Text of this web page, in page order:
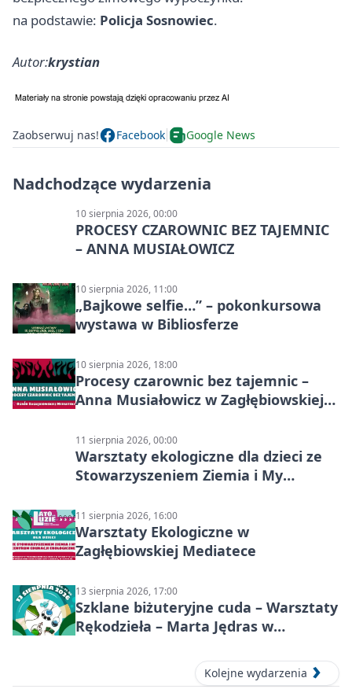
na podstawie: Policja Sosnowiec.
Autor:krystian
Zaobserwuj nas! Facebook Google News
Nadchodzące wydarzenia
10 sierpnia 2026, 00:00
PROCESY CZAROWNIC BEZ TAJEMNIC
– ANNA MUSIAŁOWICZ
10 sierpnia 2026, 11:00
„Bajkowe selfie…” – pokonkursowa
wystawa w Bibliosferze
10 sierpnia 2026, 18:00
Procesy czarownic bez tajemnic –
Anna Musiałowicz w Zagłębiowskiej
11 sierpnia 2026, 00:00
Warsztaty ekologiczne dla dzieci ze
Stowarzyszeniem Ziemia i My
11 sierpnia 2026, 16:00
Warsztaty Ekologiczne w
Zagłębiowskiej Mediatece
13 sierpnia 2026, 17:00
Szklane biżuteryjne cuda – Warsztaty
Rękodzieła – Marta Jędras w
Kolejne wydarzenia